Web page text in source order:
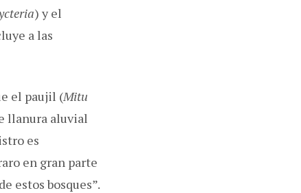
) y el
a las
el paujil (Mitu
llanura aluvial
es
en gran parte
estos bosques”.